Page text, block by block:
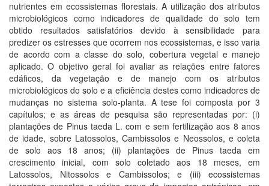
nutrientes em ecossistemas florestais. A utilização dos atributos
microbiológicos como indicadores de qualidade do solo tem
obtido resultados satisfatórios devido à sensibilidade para
predizer os estresses que ocorrem nos ecossistemas, e isso varia
de acordo com a classe do solo, cobertura vegetal e manejo
aplicado. O objetivo geral foi avaliar as relações entre fatores
edáficos, da vegetação e de manejo com os atributos
microbiológicos do solo e a eficiência destes como indicadores de
mudanças no sistema solo-planta. A tese foi composta por 3
capítulos; e as áreas de pesquisa são representadas por: (i)
plantações de Pinus taeda L. com e sem fertilização aos 8 anos
de idade, sobre Latossolos, Cambissolos e Neossolos, e coleta
de solo aos 18 anos; (ii) plantações de Pinus taeda em
crescimento inicial, com solo coletado aos 18 meses, em
Latossolos, Nitossolos e Cambissolos; e (iii) ecossistemas